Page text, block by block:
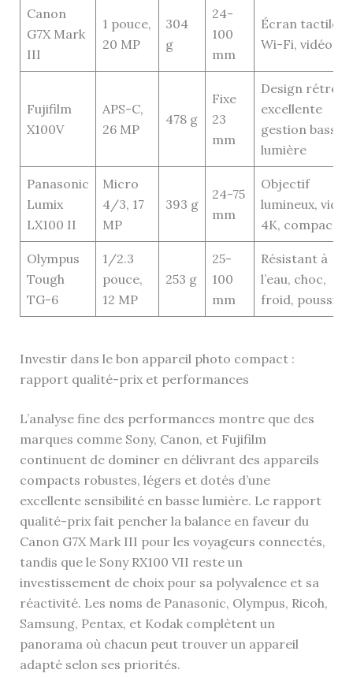
Canon
G7X Mark
III
1 pouce,
20 MP
304
g
24-
100
mm
Écran tactile,
Wi-Fi, vidéo 4K
Fujifilm
X100V
APS-C,
26 MP
478 g
Fixe
23
mm
Design rétro,
excellente
gestion basse
lumière
Panasonic
Lumix
LX100 II
Micro
4/3, 17
MP
393 g
24-75
mm
Objectif
lumineux, vidéo
4K, compact
Olympus
Tough
TG-6
1/2.3
pouce,
12 MP
253 g
25-
100
mm
Résistant à
l’eau, choc,
froid,
Investir dans le bon appareil photo compact :
rapport qualité-prix et performances
L’analyse fine des performances montre que des
marques comme Sony, Canon, et Fujifilm
continuent de dominer en délivrant des appareils
compacts robustes, légers et dotés d’une
excellente sensibilité en basse lumière. Le rapport
qualité-prix fait pencher la balance en faveur du
Canon G7X Mark III pour les voyageurs connectés,
tandis que le Sony RX100 VII reste un
investissement de choix pour sa polyvalence et sa
réactivité. Les noms de Panasonic, Olympus, Ricoh,
Samsung, Pentax, et Kodak complètent un
panorama où chacun peut trouver un appareil
adapté selon ses priorités.